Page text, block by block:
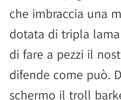
che imbraccia una
dotata di tripla
di fare a pezzi il
difende come può.
schermo il troll